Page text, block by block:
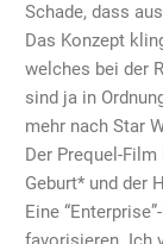
Schade, dass
Das Konzept
welches bei der
sind ja in
mehr nach Star
Der Prequel-
Geburt* und der
Eine